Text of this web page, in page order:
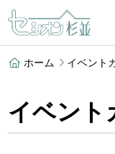
ホーム イベント
イベント